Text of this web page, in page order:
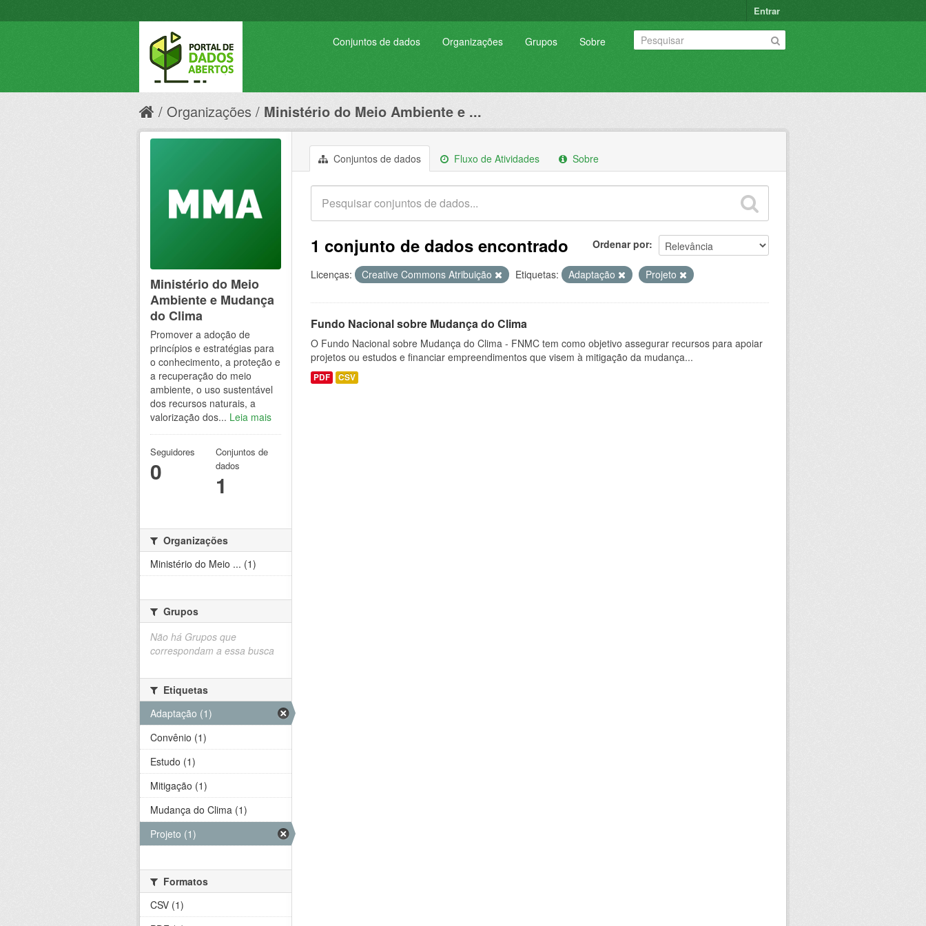
Entrar
Conjuntos de dados Organizações Grupos Sobre
Organizações Ministério do Meio Ambiente e ...
Conjuntos de dados Fluxo de Atividades Sobre
Ordenar por
1 conjunto de dados encontrado
Licenças: Creative Commons Atribuição Etiquetas: Adaptação Projeto
Fundo Nacional sobre Mudança do Clima
O Fundo Nacional sobre Mudança do Clima - FNMC tem como objetivo assegurar recursos para apoiar
projetos ou estudos e financiar empreendimentos que visem à mitigação da mudança...
PDF CSV
Ministério do Meio
Ambiente e Mudança
do Clima
Promover a adoção de
princípios e estratégias para
o conhecimento, a proteção e
a recuperação do meio
ambiente, o uso sustentável
dos recursos naturais, a
valorização dos... Leia mais
Seguidores
0
Conjuntos de
dados
1
Organizações
Ministério do Meio ... (1)
Grupos
Não há Grupos que
correspondam a essa busca
Etiquetas
Adaptação (1)
Convênio (1)
Estudo (1)
Mitigação (1)
Mudança do Clima (1)
Projeto (1)
Formatos
CSV (1)